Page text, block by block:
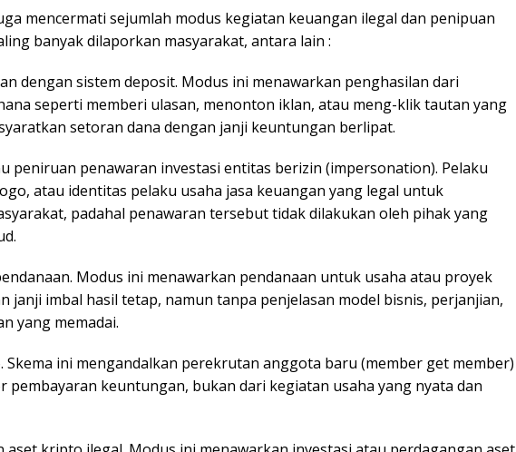
mencermati sejumlah modus kegiatan keuangan ilegal dan penipuan
banyak dilaporkan masyarakat, antara lain :
dengan sistem deposit. Modus ini menawarkan penghasilan dari
seperti memberi ulasan, menonton iklan, atau meng-klik tautan yang
setoran dana dengan janji keuntungan berlipat.
peniruan penawaran investasi entitas berizin (impersonation). Pelaku
atau identitas pelaku usaha jasa keuangan yang legal untuk
padahal penawaran tersebut tidak dilakukan oleh pihak yang
Modus ini menawarkan pendanaan untuk usaha atau proyek
janji imbal hasil tetap, namun tanpa penjelasan model bisnis, perjanjian,
yang memadai.
Skema ini mengandalkan perekrutan anggota baru (member get member)
pembayaran keuntungan, bukan dari kegiatan usaha yang nyata dan